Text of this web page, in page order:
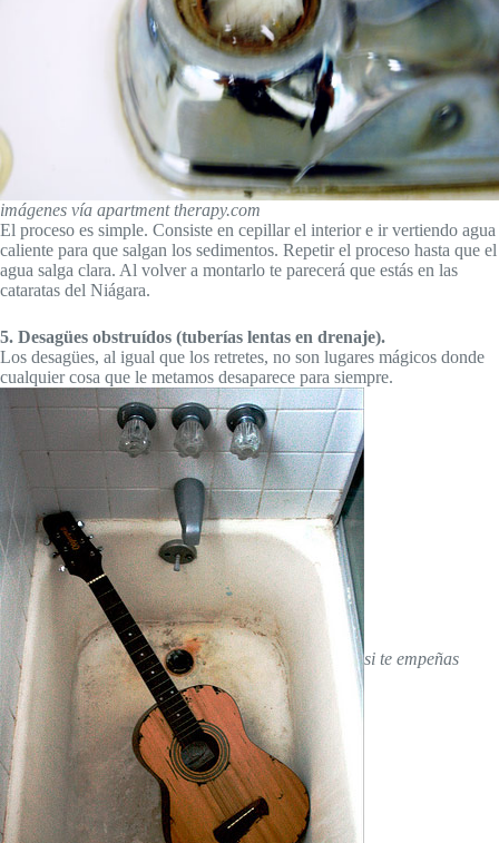
imágenes vía apartment therapy.com
El proceso es simple. Consiste en cepillar el interior e ir vertiendo agua
caliente para que salgan los sedimentos. Repetir el proceso hasta que el
agua salga clara. Al volver a montarlo te parecerá que estás en las
cataratas del Niágara.
5. Desagües obstruídos (tuberías lentas en drenaje).
Los desagües, al igual que los retretes, no son lugares mágicos donde
cualquier cosa que le metamos desaparece para siempre.
si te empeñas